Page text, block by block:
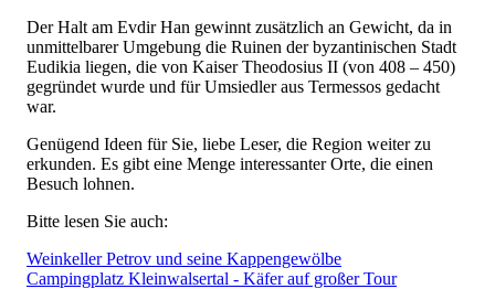
Der Halt am Evdir Han gewinnt zusätzlich an Gewicht, da in
unmittelbarer Umgebung die Ruinen der byzantinischen Stadt
Eudikia liegen, die von Kaiser Theodosius II (von 408 – 450)
gegründet wurde und für Umsiedler aus Termessos gedacht
war.
Genügend Ideen für Sie, liebe Leser, die Region weiter zu
erkunden. Es gibt eine Menge interessanter Orte, die einen
Besuch lohnen.
Bitte lesen Sie auch:
Weinkeller Petrov und seine Kappengewölbe
Campingplatz Kleinwalsertal - Käfer auf großer Tour